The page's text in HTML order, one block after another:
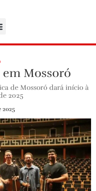
Mossoró
de Mossoró dará início à
2025
2025